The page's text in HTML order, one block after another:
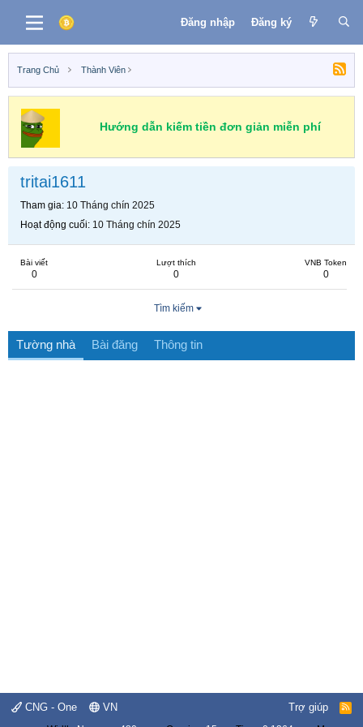
Đăng nhập Đăng ký
Trang Chủ Thành Viên
Hướng dẫn kiếm tiền đơn giản miễn phí
tritai1611
Tham gia 10 Tháng chín 2025
Hoạt động cuối 10 Tháng chín 2025
Bài viết
0
Lượt thích
0
VNB Token
0
Tìm kiếm
Tường nhà Bài đăng Thông tin
CNG - One VN Trợ giúp
R